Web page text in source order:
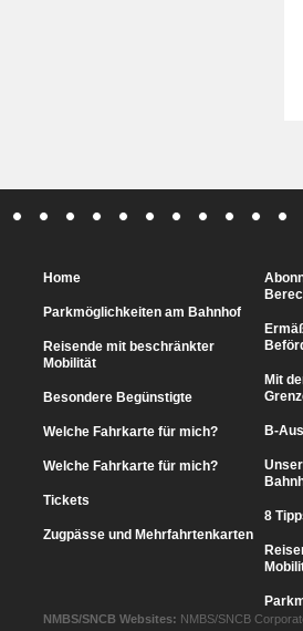
Home
Parkmöglichkeiten am Bahnhof
Reisende mit beschränkter
Mobilität
Besondere Begünstigte
Welche Fahrkarte für mich?
Welche Fahrkarte für mich?
Tickets
Zugpässe und Mehrfahrtenkarten
Mit
B-
8
NMBS/SNCB Websites: NMBS/SNCB